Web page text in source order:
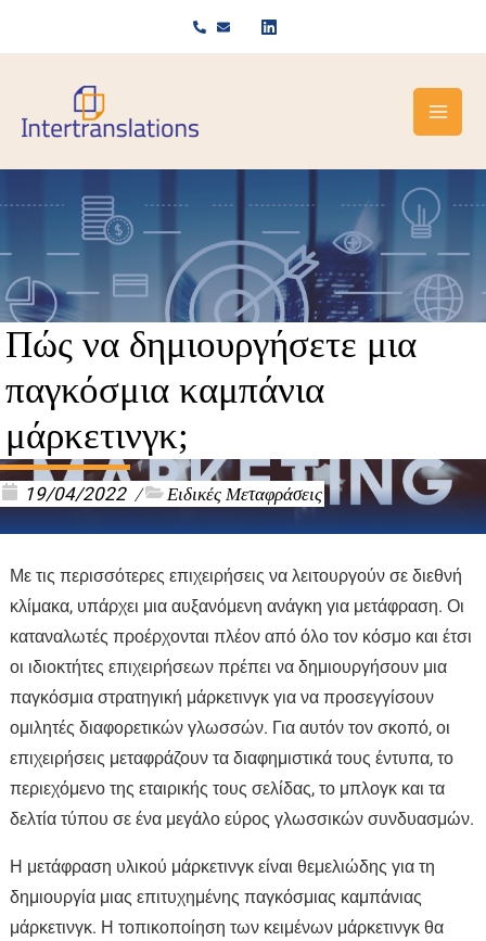
Πώς να δημιουργήσετε μια
παγκόσμια καμπάνια
μάρκετινγκ;
19/04/2022 / Ειδικές Μεταφράσεις
Με τις περισσότερες επιχειρήσεις να λειτουργούν σε διεθνή
κλίμακα, υπάρχει μια αυξανόμενη ανάγκη για μετάφραση. Οι
καταναλωτές προέρχονται πλέον από όλο τον κόσμο και έτσι
οι ιδιοκτήτες επιχειρήσεων πρέπει να δημιουργήσουν μια
παγκόσμια στρατηγική μάρκετινγκ για να προσεγγίσουν
ομιλητές διαφορετικών γλωσσών. Για αυτόν τον σκοπό, οι
επιχειρήσεις μεταφράζουν τα διαφημιστικά τους έντυπα, το
περιεχόμενο της εταιρικής τους σελίδας, το μπλογκ και τα
δελτία τύπου σε ένα μεγάλο εύρος γλωσσικών συνδυασμών.
Η μετάφραση υλικού μάρκετινγκ είναι θεμελιώδης για τη
δημιουργία μιας επιτυχημένης παγκόσμιας καμπάνιας
μάρκετινγκ. Η τοπικοποίηση των κειμένων μάρκετινγκ θα